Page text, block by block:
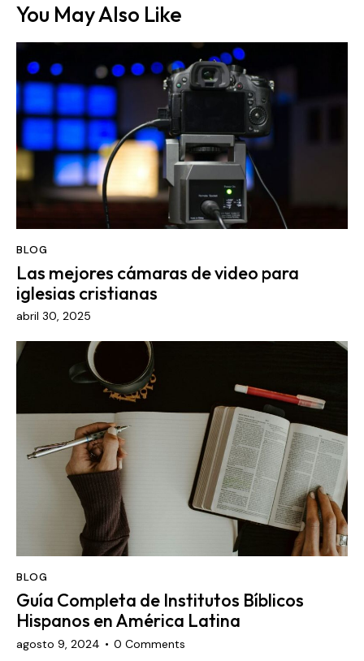
You May Also Like
BLOG
Las mejores cámaras de video para
iglesias cristianas
abril 30, 2025
BLOG
Guía Completa de Institutos Bíblicos
Hispanos en América Latina
agosto 9, 2024 0 Comments